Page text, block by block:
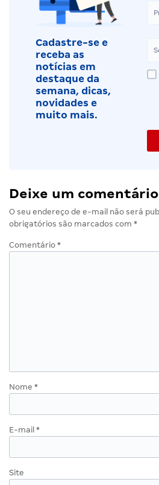
Cadastre-se e
receba as
notícias em
destaque da
semana, dicas,
novidades e
muito mais.
Deixe um comentário
O seu endereço de e-mail não será
obrigatórios são marcados com *
Comentário *
Nome *
E-mail *
Site